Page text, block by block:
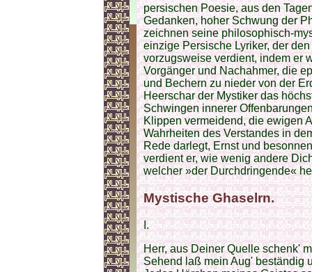
persischen Poesie, aus den
Gedanken, hoher Schwung der
zeichnen seine philosophisch-
einzige Persische Lyriker, der
vorzugsweise verdient, indem er
Vorgänger und Nachahmer, die
und Bechern zu nieder von der
Heerschar der Mystiker das
Schwingen innerer
Klippen vermeidend, die ewigen
Wahrheiten des Verstandes in
Rede darlegt, Ernst und
verdient er, wie wenig andere
welcher »der Durchdringende«
Mystische Ghaselrn.
I.
Herr, aus Deiner Quelle schenk'
Sehend laß mein Aug' beständig